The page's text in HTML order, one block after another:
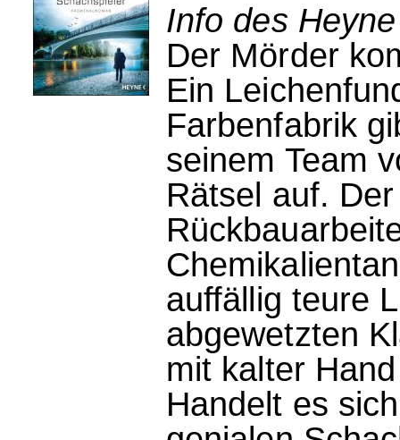
Info des
Der Mörder
Ein
Farbenfabrik
seinem Team
Rätsel auf.
auffällig teure
abgewetzten
mit kalter
Handelt es